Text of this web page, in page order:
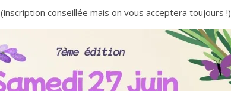
(inscription conseillée mais on vous acceptera toujours !)